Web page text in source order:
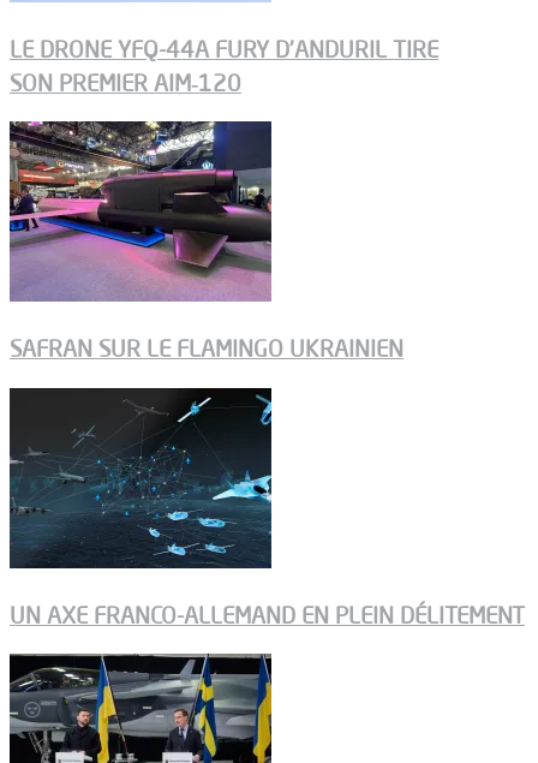
LE DRONE YFQ-44A FURY D’ANDURIL TIRE
SON PREMIER AIM‑120
SAFRAN SUR LE FLAMINGO UKRAINIEN
UN AXE FRANCO-ALLEMAND EN PLEIN DÉLITEMENT